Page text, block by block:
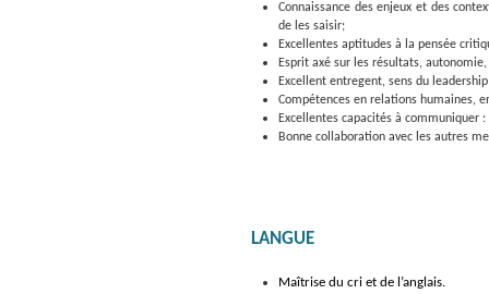
Connaissance des enjeux et des
de les saisir;
Excellentes aptitudes à la pensée
Esprit axé sur les résultats,
Excellent entregent, sens du
Compétences en relations humaines,
Excellentes capacités à communiquer
Bonne collaboration avec les autres
LANGUE
Maîtrise du cri et de l’anglais.